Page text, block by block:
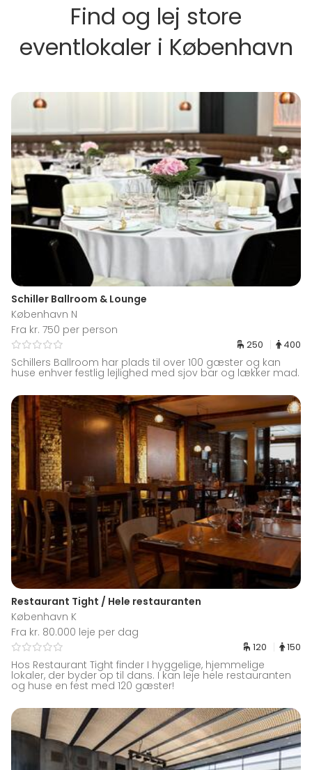
Find og lej store
eventlokaler i København
Schiller Ballroom & Lounge
København N
Fra kr. 750 per person
250 400
Schillers Ballroom har plads til over 100 gæster og kan
huse enhver festlig lejlighed med sjov bar og lækker mad.
Restaurant Tight / Hele restauranten
København K
Fra kr. 80.000 leje per dag
120 150
Hos Restaurant Tight finder I hyggelige, hjemmelige
lokaler, der byder op til dans. I kan leje hele restauranten
og huse en fest med 120 gæster!